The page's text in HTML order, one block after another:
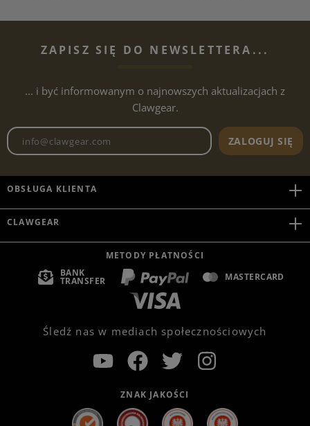
ZAPISZ SIĘ DO NEWSLETTERA...
... i być informowanym o najnowszych aktualizacjach z
Clawgear.
Adres e-mailowy biuletynu
ZALOGUJ SIĘ
OBSŁUGA KLIENTA
CLAWGEAR
METODY PŁATNOŚCI
BANK
TRANSFER MASTERCARD
Śledź nas w mediach społecznościowych
ZNAK JAKOŚCI